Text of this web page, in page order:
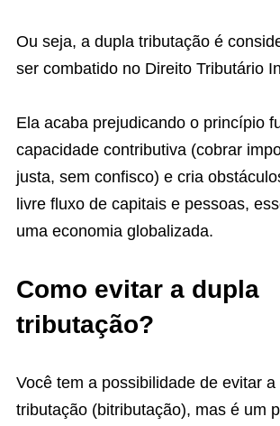
Ou seja, a dupla tributação é
ser combatido no Direito Tributário
Ela acaba prejudicando o princípio
capacidade contributiva (cobrar
justa, sem confisco) e cria
livre fluxo de capitais e pessoas,
uma economia globalizada.
Como evitar a dupla
tributação?
Você tem a possibilidade de evitar a
tributação (bitributação), mas é um